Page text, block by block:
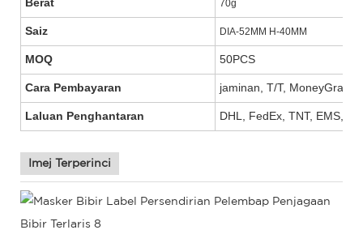
70g
Saiz DIA-52MM H-40MM
MOQ 50PCS
Cara Pembayaran jaminan, T/T, MoneyGram,
Laluan Penghantaran DHL, FedEx, TNT, EMS,
Imej Terperinci